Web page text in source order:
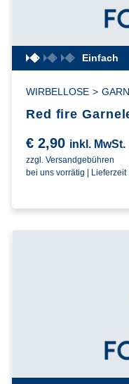
Einfach
WIRBELLOSE >
Red fire
€2,90 inkl. MwSt.
zzgl. Versandgebühren
bei uns vorrätig | Lieferzeit